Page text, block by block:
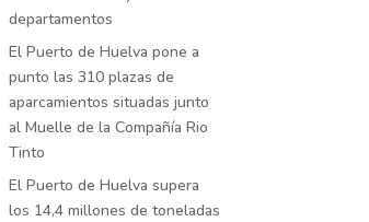
departamentos
El Puerto de Huelva pone a
punto las 310 plazas de
aparcamientos situadas junto
al Muelle de la Compañía Rio
Tinto
El Puerto de Huelva supera
los 14,4 millones de toneladas